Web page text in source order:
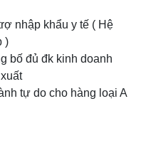
nhập khẩu y tế ( Hệ
)
bố đủ đk kinh doanh
tự do cho hàng loại A